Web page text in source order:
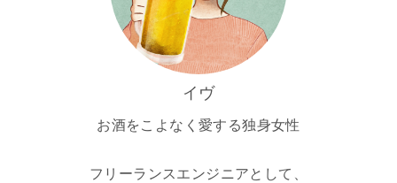
イヴ
お酒をこよなく愛する独身女性
フリーランスエンジニアとして、